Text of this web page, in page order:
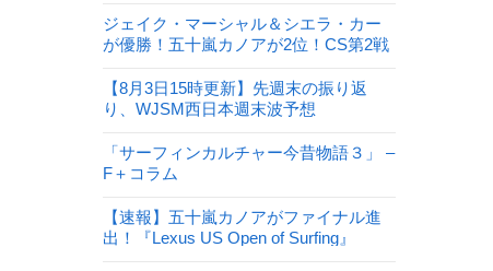
ジェイク・マーシャル＆シエラ・カー
が優勝！五十嵐カノアが2位！CS第2戦
【8月3日15時更新】先週末の振り返
り、WJSM西日本週末波予想
「サーフィンカルチャー今昔物語３」 –
F＋コラム
【速報】五十嵐カノアがファイナル進
出！『Lexus US Open of Surfing』